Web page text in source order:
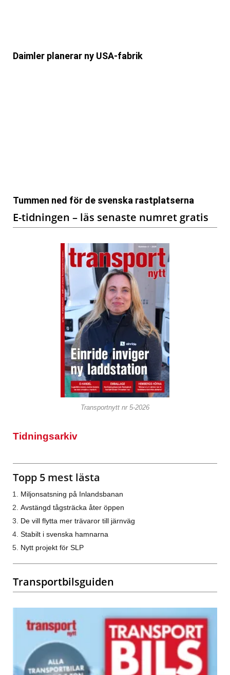
Daimler planerar ny USA-fabrik
Tummen ned för de svenska rastplatserna
E-tidningen – läs senaste numret gratis
Transportnytt nr 5-2026
Tidningsarkiv
Topp 5 mest lästa
Miljonsatsning på Inlandsbanan
Avstängd tågsträcka åter öppen
De vill flytta mer trävaror till järnväg
Stabilt i svenska hamnarna
Nytt projekt för SLP
Transportbilsguiden